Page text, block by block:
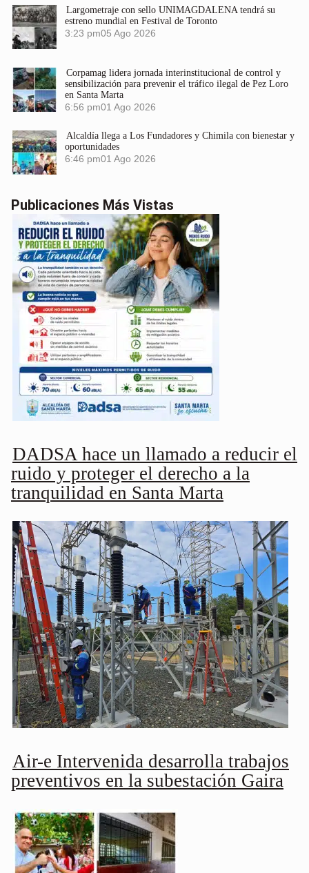
Largometraje con sello UNIMAGDALENA tendrá su
estreno mundial en Festival de Toronto
3:23 pm05 Ago 2026
Corpamag lidera jornada interinstitucional de control y
sensibilización para prevenir el tráfico ilegal de Pez Loro
en Santa Marta
6:56 pm01 Ago 2026
Alcaldía llega a Los Fundadores y Chimila con bienestar y
oportunidades
6:46 pm01 Ago 2026
Publicaciones Más Vistas
DADSA hace un llamado a reducir el
ruido y proteger el derecho a la
tranquilidad en Santa Marta
Air-e Intervenida desarrolla trabajos
preventivos en la subestación Gaira